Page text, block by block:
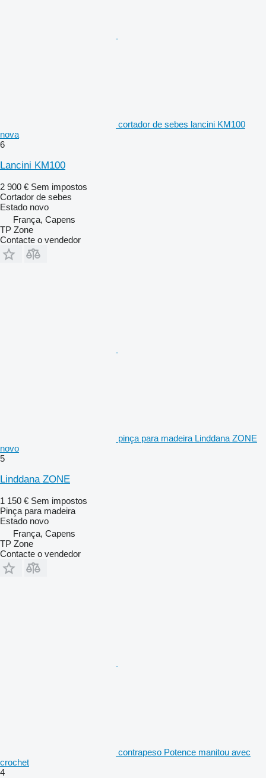
cortador de sebes lancini KM100
nova
6
Lancini KM100
2 900 € Sem impostos
Cortador de sebes
Estado novo
França, Capens
TP Zone
Contacte o vendedor
pinça para madeira Linddana ZONE
novo
5
Linddana ZONE
1 150 € Sem impostos
Pinça para madeira
Estado novo
França, Capens
TP Zone
Contacte o vendedor
contrapeso Potence manitou avec
crochet
4